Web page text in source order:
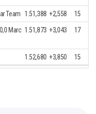
Team 1.51,388 +2,558 15
Marc 1.51,873 +3,043 17
1.52,680 +3,850 15